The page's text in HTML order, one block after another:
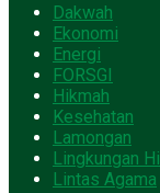
Dakwah
Ekonomi
Energi
FORSGI
Hikmah
Kesehatan
Lamongan
Lingkungan
Lintas Agama